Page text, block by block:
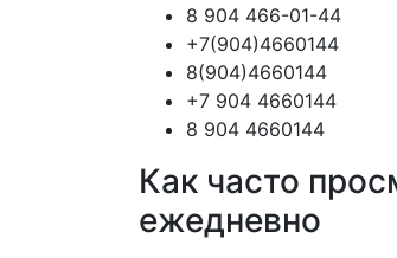
8 904 466-01-44
+7(904)4660144
8(904)4660144
+7 904 4660144
8 904 4660144
Как часто
ежедневно